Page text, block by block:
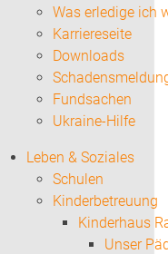
Was erledige ich
Karriereseite
Downloads
Fundsachen
Ukraine-Hilfe
Leben & Soziales
Schulen
Kinderbetreuung
Kinderhaus
Unser